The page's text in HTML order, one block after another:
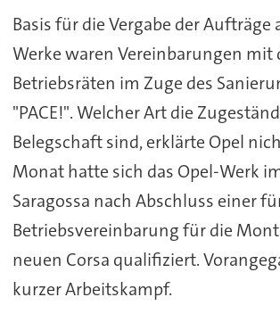
Basis für die Vergabe der Aufträge
Werke waren Vereinbarungen mit
Betriebsräten im Zuge des
"PACE!". Welcher Art die
Belegschaft sind, erklärte Opel
Monat hatte sich das Opel-Werk
Saragossa nach Abschluss einer
Betriebsvereinbarung für die
neuen Corsa qualifiziert.
kurzer Arbeitskampf.